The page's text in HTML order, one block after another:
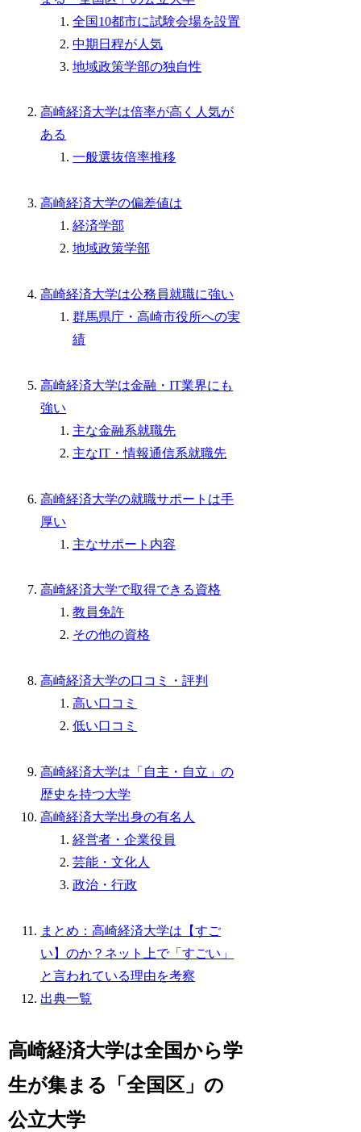
全国10都市に試験会場を設置
中期日程が人気
地域政策学部の独自性
高崎経済大学は倍率が高く人気が
ある
一般選抜倍率推移
高崎経済大学の偏差値は
経済学部
地域政策学部
高崎経済大学は公務員就職に強い
群馬県庁・高崎市役所への実
績
高崎経済大学は金融・IT業界にも
強い
主な金融系就職先
主なIT・情報通信系就職先
高崎経済大学の就職サポートは手
厚い
主なサポート内容
高崎経済大学で取得できる資格
教員免許
その他の資格
高崎経済大学の口コミ・評判
高い口コミ
低い口コミ
高崎経済大学は「自主・自立」の
歴史を持つ大学
高崎経済大学出身の有名人
経営者・企業役員
芸能・文化人
政治・行政
まとめ：高崎経済大学は【すご
い】のか？ネット上で「すごい」
と言われている理由を考察
出典一覧
高崎経済大学は全国から学
生が集まる「全国区」の
公立大学